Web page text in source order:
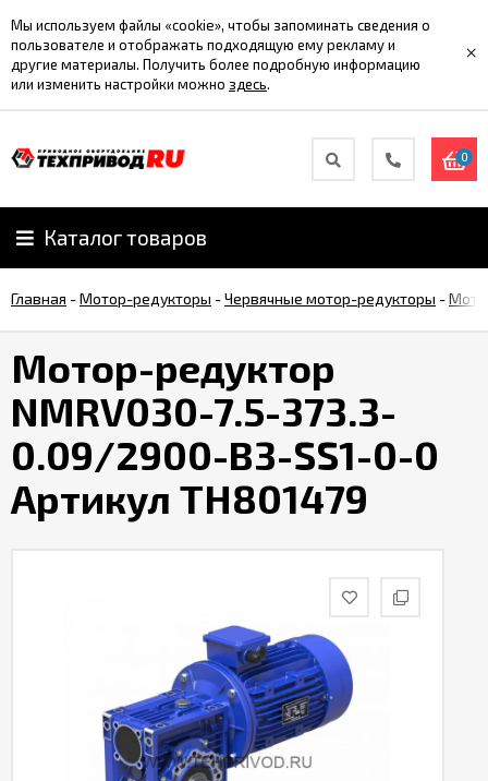
Мы используем файлы «cookie», чтобы запоминать сведения о
пользователе и отображать подходящую ему рекламу и
другие материалы. Получить более подробную информацию
или изменить настройки можно здесь.
×
0
Каталог товаров
Главная -Мотор-редукторы -Червячные мотор-редукторы -
Мотор-редуктор
NMRV030-7.5-373.3-
0.09/2900-B3-SS1-0-0
Артикул TH801479